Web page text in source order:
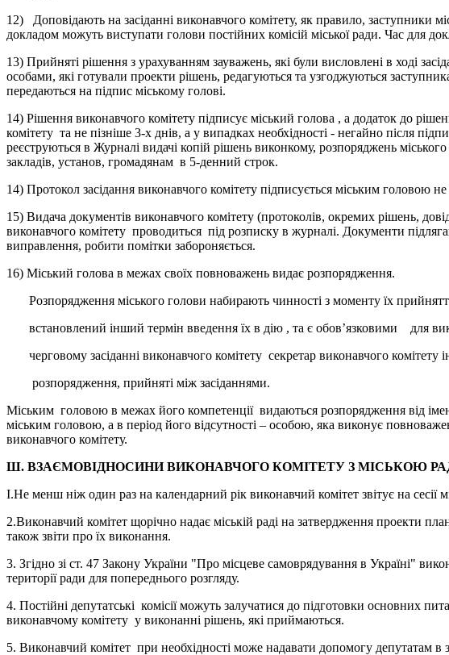
12) Доповідають на засіданні виконавчого комітету, як правило, заступники
докладом можуть виступати голови постійних комісій міської ради. Час для
13) Прийняті рішення з урахуванням зауважень, які були висловлені в ході
особами, які готували проекти рішень, редагуються та узгоджуються
передаються на підпис міському голові.
14) Рішення виконавчого комітету підписує міський голова , а додаток до
комітету та не пізніше 3-х днів, а у випадках необхідності - негайно після
реєструються в Журналі видачі копій рішень виконкому, розпоряджень
закладів, установ, громадянам в 5-денний строк.
14) Протокол засідання виконавчого комітету підписується міським головою не
15) Видача документів виконавчого комітету (протоколів, окремих рішень,
виконавчого комітету проводиться під розписку в журналі. Документи
виправлення, робити помітки забороняється.
16) Міський голова в межах своїх повноважень видає розпорядження.
Розпорядження міського голови набирають чинності з моменту їх
встановлений інший термін введення їх в дію , та є обов’язковими для
черговому засіданні виконавчого комітету секретар виконавчого комітету
розпорядження, прийняті між засіданнями.
Міським головою в межах його компетенції видаються розпорядження від
міським головою, а в період його відсутності – особою, яка виконує
виконавчого комітету.
Ш. ВЗАЄМОВІДНОСИНИ ВИКОНАВЧОГО КОМІТЕТУ З МІСЬКОЮ
І.Не менш ніж один раз на календарний рік виконавчий комітет звітує на сесії
2.Виконавчий комітет щорічно надає міській раді на затвердження проекти
також звіти про їх виконання.
3. Згідно зі ст. 47 Закону України "Про місцеве самоврядування в Україні"
території ради для попереднього розгляду.
4. Постійні депутатські комісії можуть залучатися до підготовки основних
виконавчому комітету у виконанні рішень, які приймаються.
5. Виконавчий комітет при необхідності може надавати допомогу депутатам